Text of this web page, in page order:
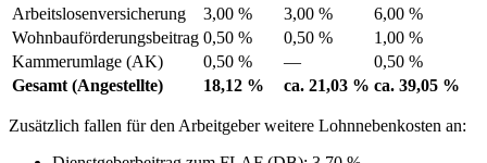
Arbeitslosenversicherung
3,00 % 3,00 %
6,00 %
Wohnbauförderungsbeitrag 0,50 % 0,50 %
1,00 %
Kammerumlage (AK)
0,50 % —
0,50 %
Gesamt (Angestellte)
18,12 % ca. 21,03 % ca. 39,05 %
Zusätzlich fallen für den Arbeitgeber weitere Lohnnebenkosten an: